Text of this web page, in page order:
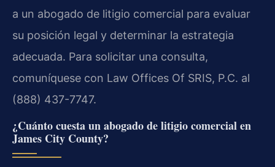
a un abogado de litigio comercial para evaluar
su posición legal y determinar la estrategia
adecuada. Para solicitar una consulta,
comuníquese con Law Offices Of SRIS, P.C. al
(888) 437-7747.
¿Cuánto cuesta un abogado de litigio comercial en
James City County?